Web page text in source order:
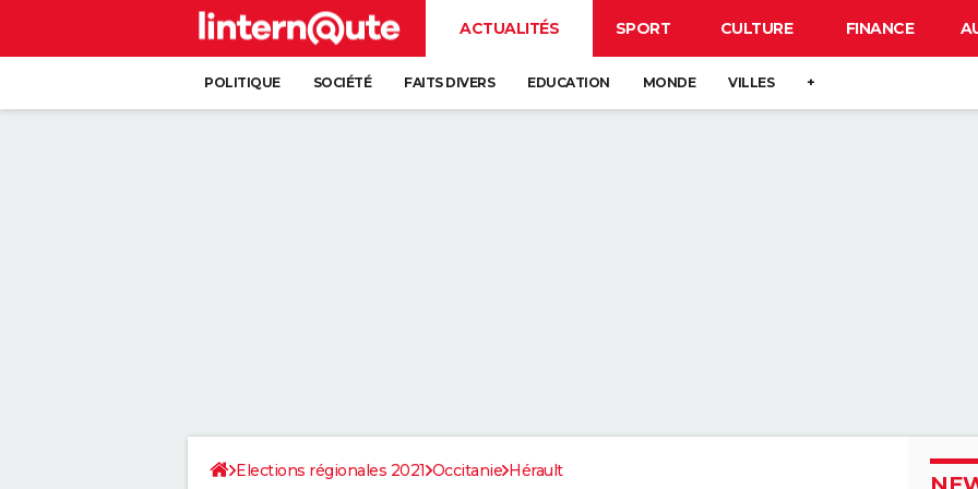
ACTUALITÉS SPORT CULTURE FINANCE
POLITIQUE SOCIÉTÉ FAITS DIVERS EDUCATION MONDE VILLES +
Elections régionales 2021 Occitanie Hérault